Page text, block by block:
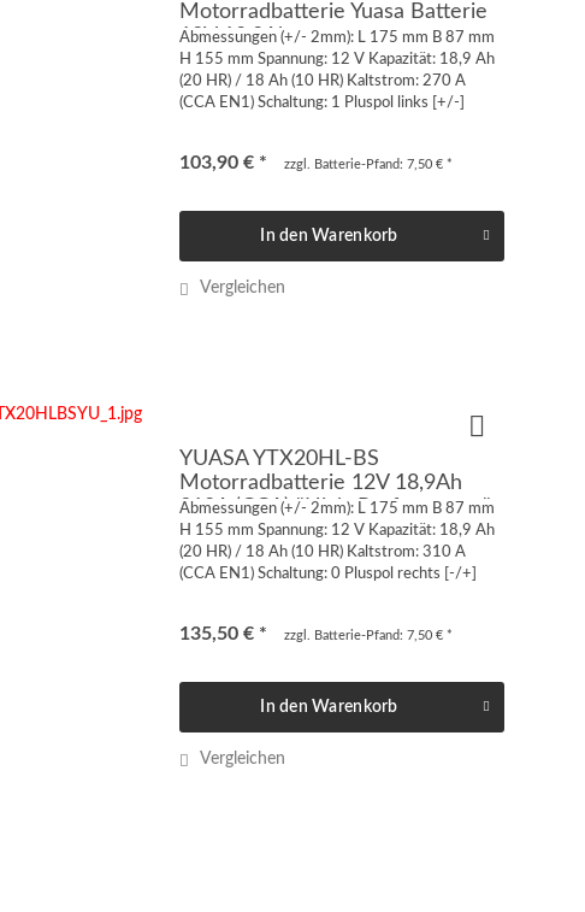
Motorradbatterie Yuasa Batterie
12V 18,9Ah
Abmessungen (+/- 2mm): L 175 mm B 87 mm
H 155 mm Spannung: 12 V Kapazität: 18,9 Ah
(20 HR) / 18 Ah (10 HR) Kaltstrom: 270 A
(CCA EN1) Schaltung: 1 Pluspol links [+/-]
103,90 € * zzgl. Batterie-Pfand: 7,50 € *
In den Warenkorb
Vergleichen
YUASA YTX20HL-BS
Motorradbatterie 12V 18,9Ah
310A (CCA) "High-Performance"
Abmessungen (+/- 2mm): L 175 mm B 87 mm
H 155 mm Spannung: 12 V Kapazität: 18,9 Ah
(20 HR) / 18 Ah (10 HR) Kaltstrom: 310 A
(CCA EN1) Schaltung: 0 Pluspol rechts [-/+]
135,50 € * zzgl. Batterie-Pfand: 7,50 € *
In den Warenkorb
Vergleichen